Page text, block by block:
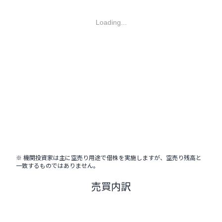
Loading...
※ 機関投資家は主に空売り用途で借株を実施しますが、空売り残高と
一致するものではありません。
売買内訳